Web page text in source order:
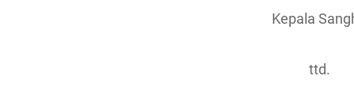
Kepala
ttd.